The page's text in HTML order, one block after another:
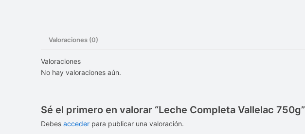
Valoraciones (0)
Valoraciones
No hay valoraciones aún.
Sé el primero en valorar “Leche Completa Vallelac 750g”
Debes acceder para publicar una valoración.